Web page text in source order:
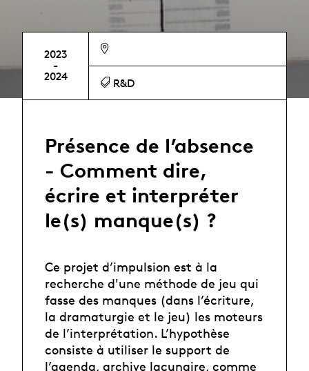
2023
-
2024
R&D
Présence de l’absence
- Comment dire,
écrire et interpréter
le(s) manque(s) ?
Ce projet d’impulsion est à la
recherche d'une méthode de jeu qui
fasse des manques (dans l’écriture,
la dramaturgie et le jeu) les moteurs
de l’interprétation. L’hypothèse
consiste à utiliser le support de
l’agenda, archive lacunaire, comme